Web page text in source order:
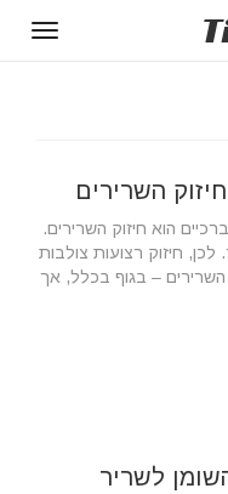
השרירים
הוא חיזוק השרירים.
חיזוק רצועות צולבות
– בגוף בכלל, אך
לשריר